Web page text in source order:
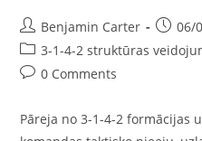
Post
author:
Benjamin Carter
Post06/
Post
category:
3-1-4-2 struktūras
Post0 Comments
Pāreja no 3-1-4-2 formācijas